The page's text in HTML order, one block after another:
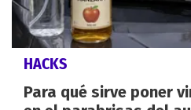
HACKS
Para qué sirve poner